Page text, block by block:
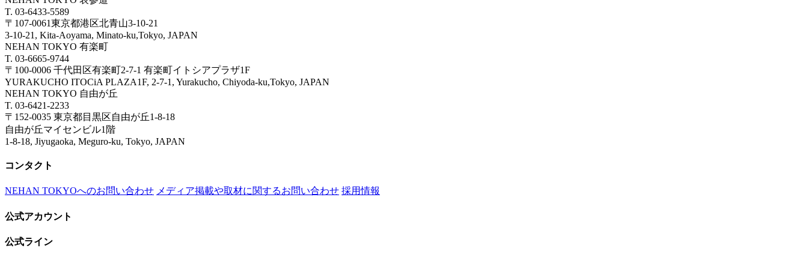
T. 03-6433-5589
〒107-0061東京都港区北青山3-10-21
3-10-21, Kita-Aoyama, Minato-ku,Tokyo, JAPAN
NEHAN TOKYO 有楽町
T. 03-6665-9744
〒100-0006 千代田区有楽町2-7-1 有楽町イトシアプラザ1F
YURAKUCHO ITOCiA PLAZA1F, 2-7-1, Yurakucho, Chiyoda-ku,Tokyo, JAPAN
NEHAN TOKYO 自由が丘
T. 03-6421-2233
〒152-0035 東京都目黒区自由が丘1-8-18
自由が丘マイセンビル1階
1-8-18, Jiyugaoka, Meguro-ku, Tokyo, JAPAN
コンタクト
NEHAN TOKYOへのお問い合わせ メディア掲載や取材に関するお問い合わせ 採用情報
公式アカウント
公式ライン